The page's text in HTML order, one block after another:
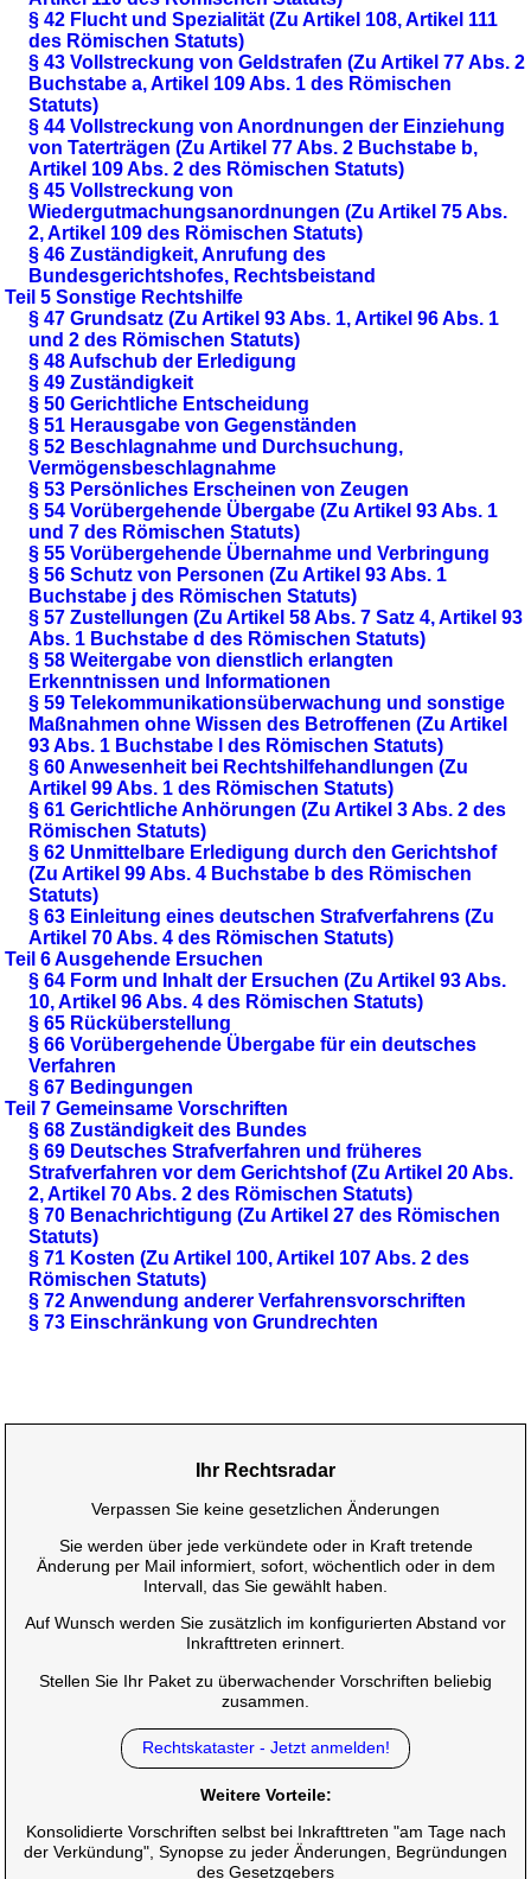
§ 42 Flucht und Spezialität (Zu Artikel 108, Artikel 111
des Römischen Statuts)
§ 43 Vollstreckung von Geldstrafen (Zu Artikel 77 Abs. 2
Buchstabe a, Artikel 109 Abs. 1 des Römischen
Statuts)
§ 44 Vollstreckung von Anordnungen der Einziehung
von Taterträgen (Zu Artikel 77 Abs. 2 Buchstabe b,
Artikel 109 Abs. 2 des Römischen Statuts)
§ 45 Vollstreckung von
Wiedergutmachungsanordnungen (Zu Artikel 75 Abs.
2, Artikel 109 des Römischen Statuts)
§ 46 Zuständigkeit, Anrufung des
Bundesgerichtshofes, Rechtsbeistand
Teil 5 Sonstige Rechtshilfe
§ 47 Grundsatz (Zu Artikel 93 Abs. 1, Artikel 96 Abs. 1
und 2 des Römischen Statuts)
§ 48 Aufschub der Erledigung
§ 49 Zuständigkeit
§ 50 Gerichtliche Entscheidung
§ 51 Herausgabe von Gegenständen
§ 52 Beschlagnahme und Durchsuchung,
Vermögensbeschlagnahme
§ 53 Persönliches Erscheinen von Zeugen
§ 54 Vorübergehende Übergabe (Zu Artikel 93 Abs. 1
und 7 des Römischen Statuts)
§ 55 Vorübergehende Übernahme und Verbringung
§ 56 Schutz von Personen (Zu Artikel 93 Abs. 1
Buchstabe j des Römischen Statuts)
§ 57 Zustellungen (Zu Artikel 58 Abs. 7 Satz 4, Artikel 93
Abs. 1 Buchstabe d des Römischen Statuts)
§ 58 Weitergabe von dienstlich erlangten
Erkenntnissen und Informationen
§ 59 Telekommunikationsüberwachung und sonstige
Maßnahmen ohne Wissen des Betroffenen (Zu Artikel
93 Abs. 1 Buchstabe l des Römischen Statuts)
§ 60 Anwesenheit bei Rechtshilfehandlungen (Zu
Artikel 99 Abs. 1 des Römischen Statuts)
§ 61 Gerichtliche Anhörungen (Zu Artikel 3 Abs. 2 des
Römischen Statuts)
§ 62 Unmittelbare Erledigung durch den Gerichtshof
(Zu Artikel 99 Abs. 4 Buchstabe b des Römischen
Statuts)
§ 63 Einleitung eines deutschen Strafverfahrens (Zu
Artikel 70 Abs. 4 des Römischen Statuts)
Teil 6 Ausgehende Ersuchen
§ 64 Form und Inhalt der Ersuchen (Zu Artikel 93 Abs.
10, Artikel 96 Abs. 4 des Römischen Statuts)
§ 65 Rücküberstellung
§ 66 Vorübergehende Übergabe für ein deutsches
Verfahren
§ 67 Bedingungen
Teil 7 Gemeinsame Vorschriften
§ 68 Zuständigkeit des Bundes
§ 69 Deutsches Strafverfahren und früheres
Strafverfahren vor dem Gerichtshof (Zu Artikel 20 Abs.
2, Artikel 70 Abs. 2 des Römischen Statuts)
§ 70 Benachrichtigung (Zu Artikel 27 des Römischen
Statuts)
§ 71 Kosten (Zu Artikel 100, Artikel 107 Abs. 2 des
Römischen Statuts)
§ 72 Anwendung anderer Verfahrensvorschriften
§ 73 Einschränkung von Grundrechten
Ihr Rechtsradar
Verpassen Sie keine gesetzlichen Änderungen
Sie werden über jede verkündete oder in Kraft tretende
Änderung per Mail informiert, sofort, wöchentlich oder in dem
Intervall, das Sie gewählt haben.
Auf Wunsch werden Sie zusätzlich im konfigurierten Abstand vor
Inkrafttreten erinnert.
Stellen Sie Ihr Paket zu überwachender Vorschriften beliebig
zusammen.
Rechtskataster - Jetzt anmelden!
Weitere Vorteile:
Konsolidierte Vorschriften selbst bei Inkrafttreten "am Tage nach
der Verkündung", Synopse zu jeder Änderungen, Begründungen
des Gesetzgebers